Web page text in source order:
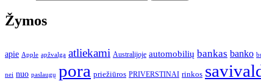
Žymos
apie Apple apžvalga atliekami Australijoje automobilių bankas banko
nei nuo paslaugų pora priežiūros PRIVERSTINAI rinkos